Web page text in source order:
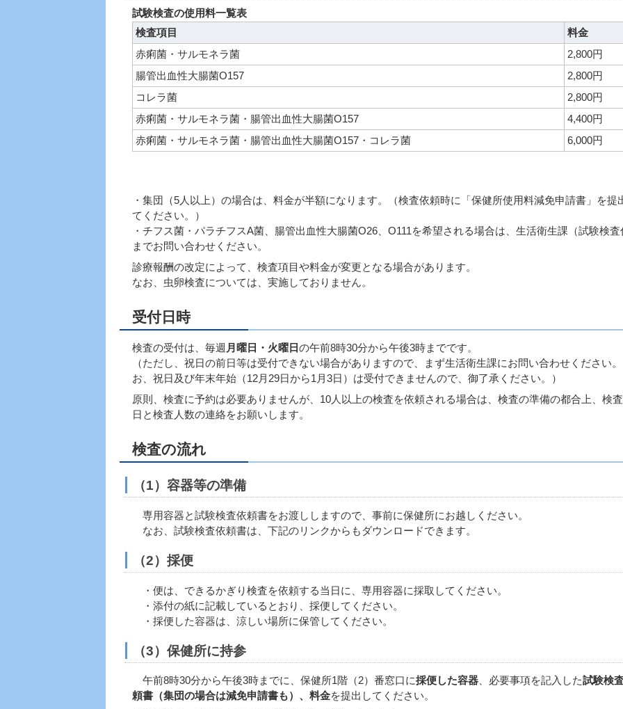
試験検査の使用料一覧表
検査項目
料金
赤痢菌・サルモネラ菌
2,800円
腸管出血性大腸菌O157
2,800円
コレラ菌
2,800円
赤痢菌・サルモネラ菌・腸管出血性大腸菌O157
4,400円
赤痢菌・サルモネラ菌・腸管出血性大腸菌O157・コレラ菌
6,000円
・集団（5人以上）の場合は、料金が半額になります。（検査依頼時に「保健所使用料減免申請書」を提
てください。）
・チフス菌・パラチフスA菌、腸管出血性大腸菌O26、O111を希望される場合は、生活衛生課（試験検査
までお問い合わせください。
診療報酬の改定によって、検査項目や料金が変更となる場合があります。
なお、虫卵検査については、実施しておりません。
受付日時
検査の受付は、毎週 月曜日・火曜日の午前8時30分から午後3時までです。
（ただし、祝日の前日等は受付できない場合がありますので、まず生活衛生課にお問い合わせください
お、祝日及び年末年始（12月29日から1月3日）は受付できませんので、御了承ください。）
原則、検査に予約は必要ありませんが、10人以上の検査を依頼される場合は、検査の準備の都合上、検
日と検査人数の連絡をお願いします。
検査の流れ
（1）容器等の準備
専用容器と試験検査依頼書をお渡ししますので、事前に保健所にお越しください。
なお、試験検査依頼書は、下記のリンクからもダウンロードできます。
（2）採便
・便は、できるかぎり検査を依頼する当日に、専用容器に採取してください。
・添付の紙に記載しているとおり、採便してください。
・採便した容器は、涼しい場所に保管してください。
（3）保健所に持参
午前8時30分から午後3時までに、保健所1階（2）番窓口に採便した容器 、必要事項を記入した試験検
頼書（集団の場合は減免申請書も）、料金を提出してください。